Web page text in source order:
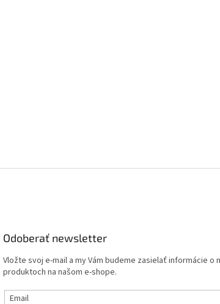
Odoberať newsletter
Vložte svoj e-mail a my Vám budeme zasielať informácie o
produktoch na našom e-shope.
Email